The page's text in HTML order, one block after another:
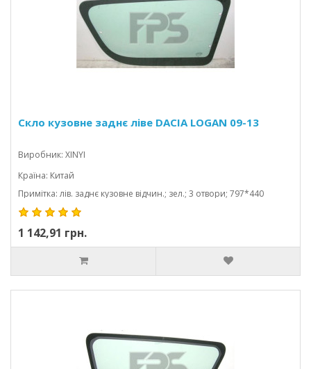
Скло кузовне заднє ліве DACIA LOGAN 09-13
Виробник: XINYI
Країна: Китай
Примітка: лів. заднє кузовне відчин.; зел.; 3 отвори; 797*440
1 142,91 грн.